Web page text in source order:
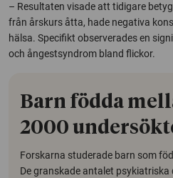
– Resultaten visade att tidigare
från årskurs åtta, hade negativa
hälsa. Specifikt observerades en
och ångestsyndrom bland flickor.
Barn födda
2000
Forskarna studerade barn som
De granskade antalet